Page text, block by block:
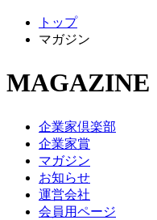
トップ
マガジン
MAGAZINE
企業家倶楽部
企業家賞
マガジン
お知らせ
運営会社
会員用ページ